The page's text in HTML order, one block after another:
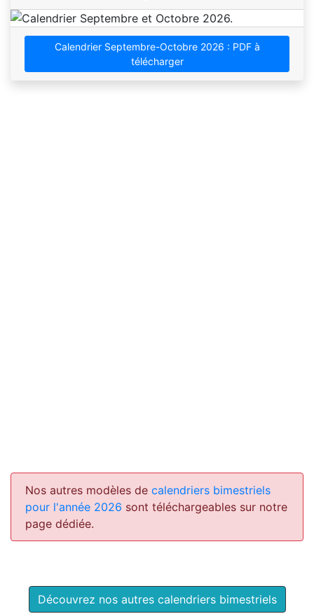
Calendrier Septembre-Octobre 2026 : PDF à
télécharger
Nos autres modèles de calendriers bimestriels
pour l'année 2026 sont téléchargeables sur notre
page dédiée.
Découvrez nos autres calendriers bimestriels